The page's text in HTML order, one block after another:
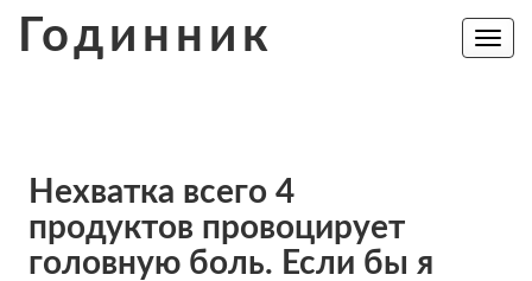
Годинник
Toggle
Нехватка всего 4
продуктов провоцирует
головную боль. Если бы я